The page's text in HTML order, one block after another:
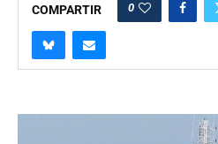
COMPARTIR 0